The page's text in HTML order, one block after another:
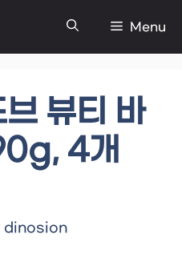
Menu
뷰티 바
4개
dinosion